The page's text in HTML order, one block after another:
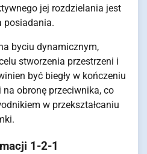
jej rozdzielania jest
posiadania.
byciu dynamicznym,
stworzenia przestrzeni i
być biegły w kończeniu
obronę przeciwnika, co
w przekształcaniu
1-2-1